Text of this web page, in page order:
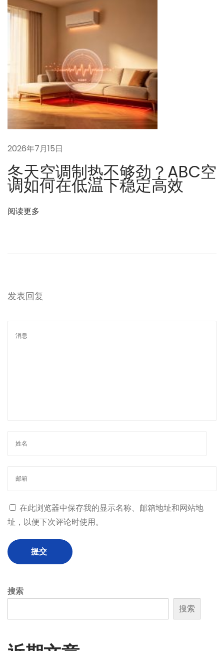
看
家
：
何
我
们
需
一
场
“
适
2026年7月15日
冬天空调制热不够劲？ABC空
调如何在低温下稳定高效
阅读更多
发表回复
在此浏览器中保存我的显示名称、邮箱地址和网站地
址，以便下次评论时使用。
搜索
搜索